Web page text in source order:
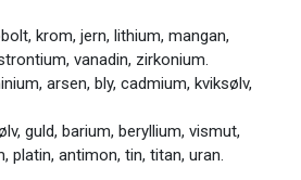
krom, jern, lithium, mangan,
vanadin, zirkonium.
arsen, bly, cadmium, kviksølv,
guld, barium, beryllium, vismut,
platin, antimon, tin, titan, uran.